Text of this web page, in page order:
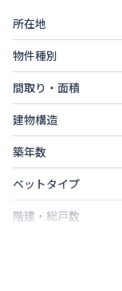
所在地
物件種別
間取り・面積
建物構造
築年数
ベットタイプ
階建・総戸数